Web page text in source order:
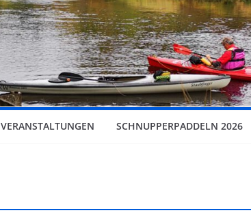
VERANSTALTUNGEN SCHNUPPERPADDELN 2026